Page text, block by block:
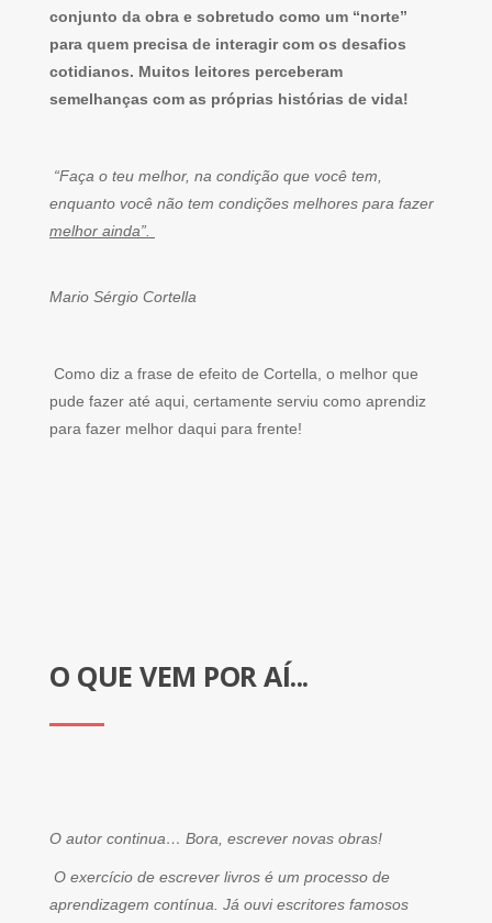
conjunto da obra e sobretudo como um “norte”
para quem precisa de interagir com os desafios
cotidianos. Muitos leitores perceberam
semelhanças com as próprias histórias de vida!
“Faça o teu melhor, na condição que você tem,
enquanto você não tem condições melhores para fazer
melhor ainda”.
Mario Sérgio Cortella
Como diz a frase de efeito de Cortella, o melhor que
pude fazer até aqui, certamente serviu como aprendiz
para fazer melhor daqui para frente!
O QUE VEM POR AÍ...
O autor continua… Bora, escrever novas obras!
O exercício de escrever livros é um processo de
aprendizagem contínua. Já ouvi escritores famosos